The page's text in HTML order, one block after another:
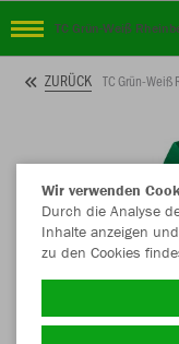
TC Grün-Weiß
ZURÜCK TC Grün-Weiß
Wir verwenden
Durch die Analyse
Inhalte anzeigen
zu den Cookies